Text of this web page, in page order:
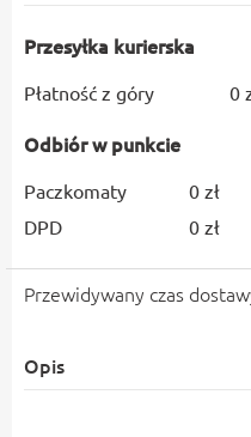
Przesyłka kurierska
Płatność z góry 0
Odbiór w punkcie
Paczkomaty
0 zł
DPD
0 zł
Przewidywany czas
Opis